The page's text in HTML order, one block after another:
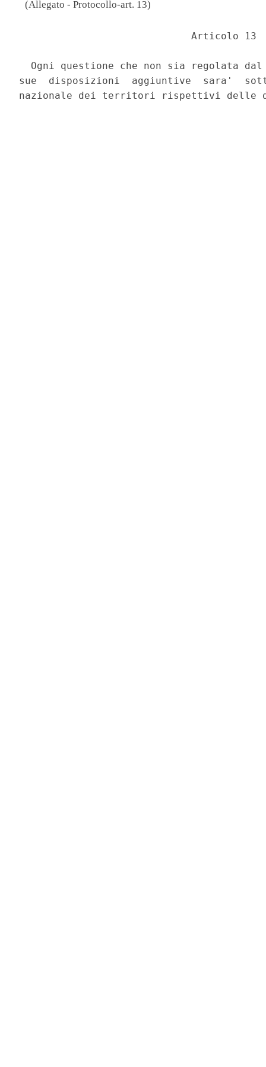
(Allegato - Protocollo-art. 13)
                             Articolo 13
Ogni questione che non sia regolata
sue  disposizioni  aggiuntive  sara'